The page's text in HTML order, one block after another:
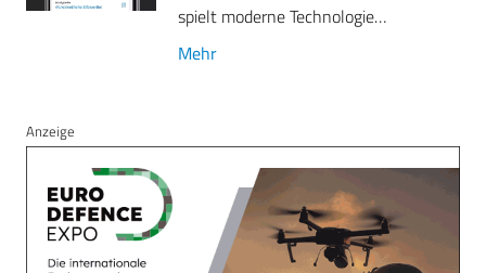
spielt moderne Technologie…
Mehr
Anzeige